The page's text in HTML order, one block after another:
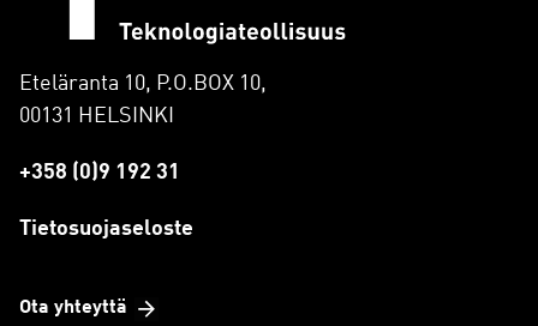
Eteläranta 10, P.O.BOX 10,
00131 HELSINKI
+358 (0)9 192 31
Tietosuojaseloste
Ota yhteyttä